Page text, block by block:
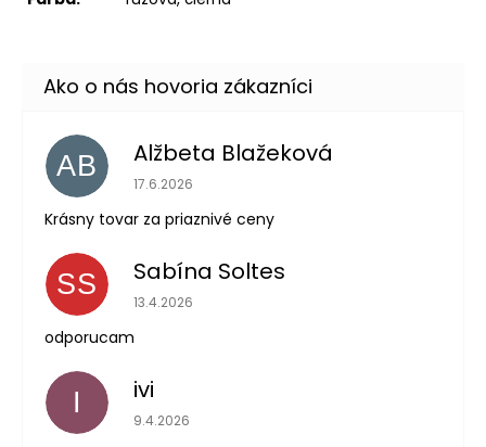
AB Alžbeta Blažeková
Hodnotenie obchodu je 5 z 5 hviezdičiek.
17.6.2026
Krásny tovar za priaznivé ceny
SS Sabína Soltes
Hodnotenie obchodu je 5 z 5 hviezdičiek.
13.4.2026
odporucam
I ivi
Hodnotenie obchodu je 5 z 5 hviezdičiek.
9.4.2026